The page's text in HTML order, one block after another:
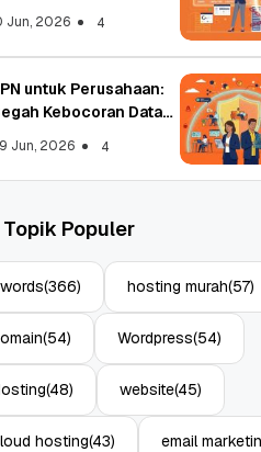
Aplikasi: Atasi Limitasi
11 Jun, 2026 4
Jun, 2026 4
untuk Perusahaan:
Kebocoran Data
Jun, 2026 4
Topik Populer
(366) hosting murah(57)
(54) Wordpress(54)
(48) website(45)
hosting(43) email